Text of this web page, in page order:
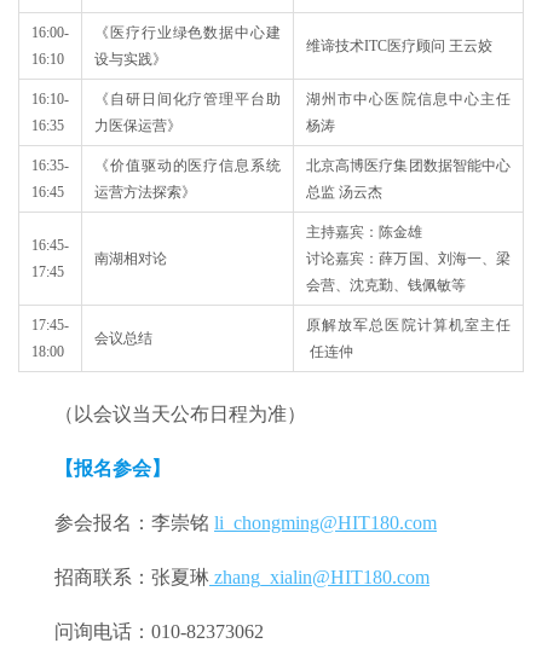
16:00-
16:10
《医疗行业绿色数据中心建
设与实践》
维谛技术ITC医疗顾问 王云姣
16:10-
16:35
《自研日间化疗管理平台助
力医保运营》
湖州市中心医院信息中心主任
杨涛
16:35-
16:45
《价值驱动的医疗信息系统
运营方法探索》
北京高博医疗集团数据智能中心
总监 汤云杰
16:45-
17:45
南湖相对论
主持嘉宾：陈金雄
讨论嘉宾：薛万国、刘海一、梁
会营、沈克勤、钱佩敏等
17:45-
18:00
会议总结
原解放军总医院计算机室主任
任连仲
（以会议当天公布日程为准）
【报名参会】
参会报名：李崇铭 li_chongming@HIT180.com
招商联系：张夏琳 zhang_xialin@HIT180.com
问询电话：010-82373062